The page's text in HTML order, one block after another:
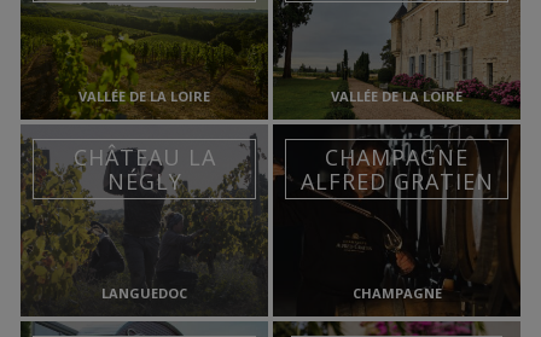
VALLÉE DE LA LOIRE VALLÉE DE LA LOIRE
CHÂTEAU LA
NÉGLY
LANGUEDOC
CHAMPAGNE
ALFRED GRATIEN
CHAMPAGNE